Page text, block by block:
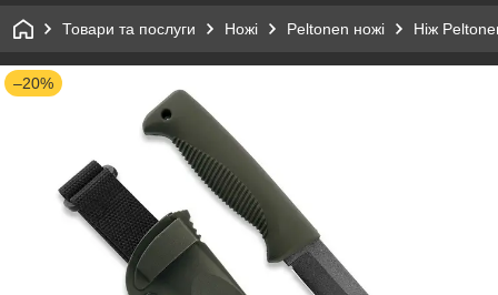
Товари та послуги Ножі Peltonen ножі Ніж
–20%